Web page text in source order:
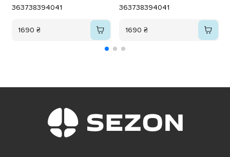
363738394041
1690 ₴
363738394041
1690 ₴